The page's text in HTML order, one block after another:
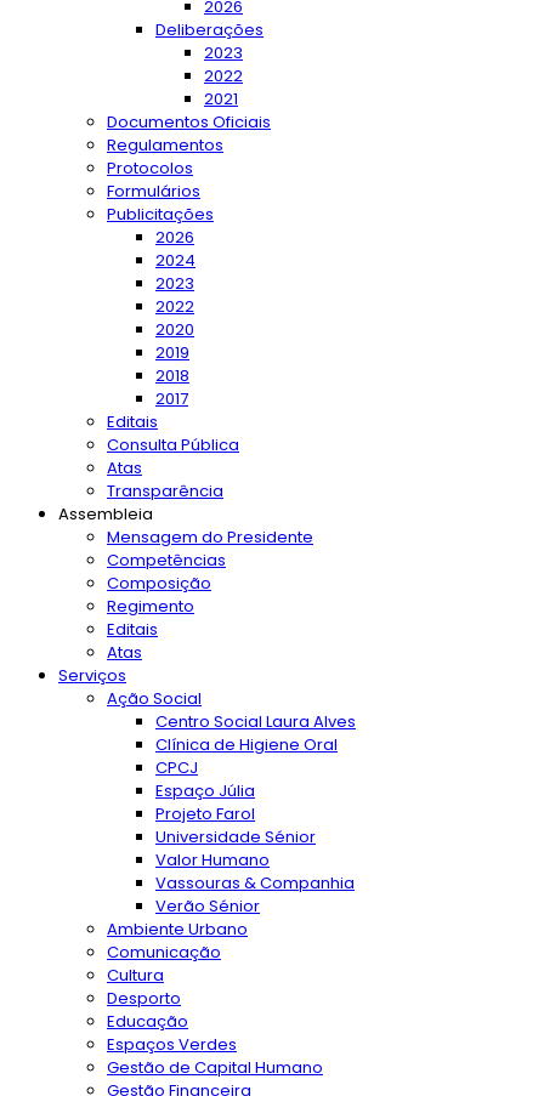
2026
Deliberações
2023
2022
2021
Documentos Oficiais
Regulamentos
Protocolos
Formulários
Publicitações
2026
2024
2023
2022
2020
2019
2018
2017
Editais
Consulta Pública
Atas
Transparência
Assembleia
Mensagem do Presidente
Competências
Composição
Regimento
Editais
Atas
Serviços
Ação Social
Centro Social Laura Alves
Clínica de Higiene Oral
CPCJ
Espaço Júlia
Projeto Farol
Universidade Sénior
Valor Humano
Vassouras & Companhia
Verão Sénior
Ambiente Urbano
Comunicação
Cultura
Desporto
Educação
Espaços Verdes
Gestão de Capital Humano
Gestão Financeira